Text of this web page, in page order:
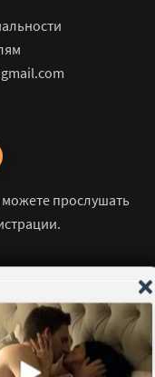
можете прослушать
Все права защищены